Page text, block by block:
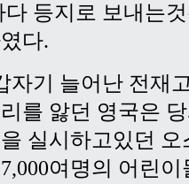
등지로 보내는
다.
자기 늘어난 전재
를 앓던 영국은
실시하고있던
여명의 어린